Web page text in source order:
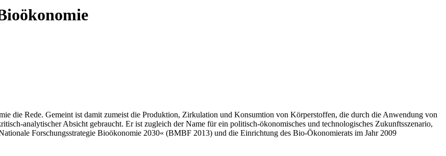
die Rede. Gemeint ist damit zumeist die Produktion, Zirkulation und Konsumtion von Körperstoffen, die durch die Anwendung von
analytischer Absicht gebraucht. Er ist zugleich der Name für ein politisch-ökonomisches und technologisches Zukunftsszenario,
Forschungsstrategie Bioökonomie 2030« (BMBF 2013) und die Einrichtung des Bio-Ökonomierats im Jahr 2009